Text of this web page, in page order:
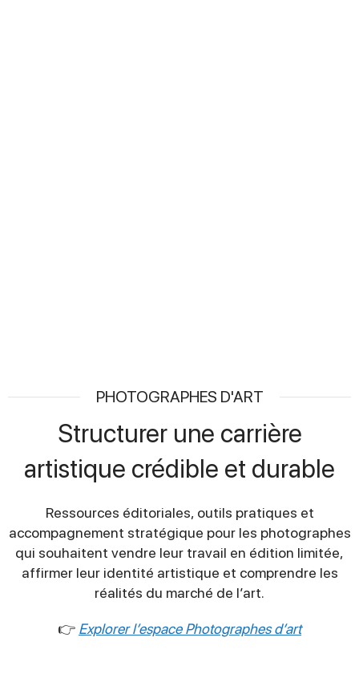
PHOTOGRAPHES D'ART
Structurer une carrière
artistique crédible et durable
Ressources éditoriales, outils pratiques et
accompagnement stratégique pour les photographes
qui souhaitent vendre leur travail en édition limitée,
affirmer leur identité artistique et comprendre les
réalités du marché de l’art.
👉 Explorer l’espace Photographes d’art